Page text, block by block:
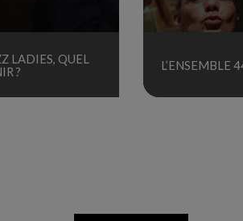
LADIES, QUEL
?
L’ENSEMBLE